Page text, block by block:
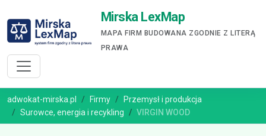
Mirska LexMap
MAPA FIRM BUDOWANA ZGODNIE Z LITERĄ
PRAWA
adwokat-mirska.pl Firmy
Przemysł i produkcja
Surowce, energia i recykling
VIRGIN WOOD